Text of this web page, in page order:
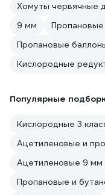
Хомуты червячные
9 мм
Пропановые
Пропановые
Кислородные
Популярные
Кислородные 3
Ацетиленовые и
Ацетиленовые 9 мм
Пропановые и